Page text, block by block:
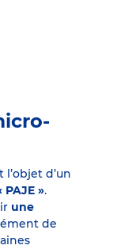
d’un
».
une
de